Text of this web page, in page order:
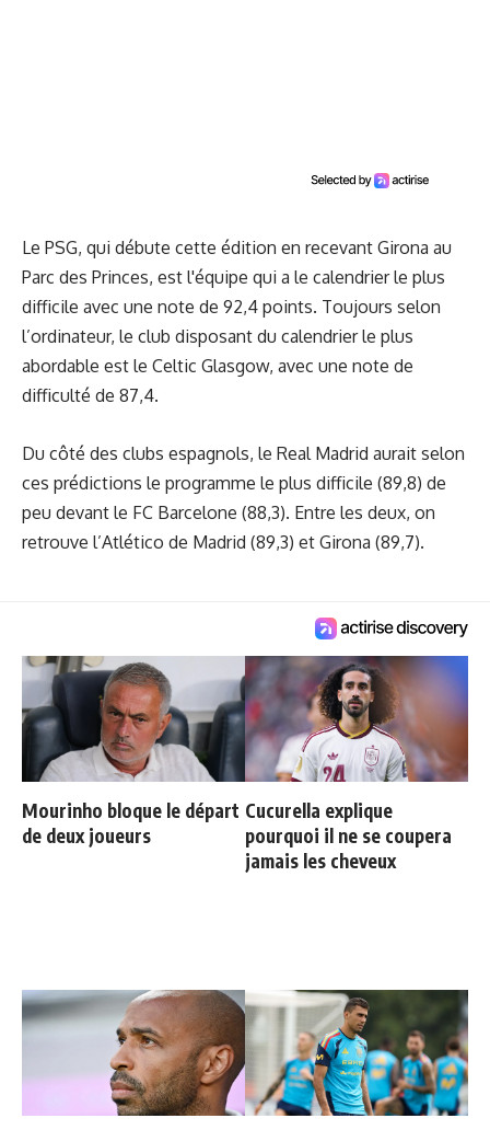
Le PSG, qui débute cette édition en recevant Girona au
Parc des Princes, est l'équipe qui a le calendrier le plus
difficile avec une note de 92,4 points. Toujours selon
l’ordinateur, le club disposant du calendrier le plus
abordable est le Celtic Glasgow, avec une note de
difficulté de 87,4.
Du côté des clubs espagnols, le Real Madrid aurait selon
ces prédictions le programme le plus difficile (89,8) de
peu devant le FC Barcelone (88,3). Entre les deux, on
retrouve l’Atlético de Madrid (89,3) et Girona (89,7).
Mourinho bloque le départ
de deux joueurs
Cucurella explique
pourquoi il ne se coupera
jamais les cheveux